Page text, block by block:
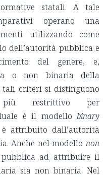
statali. A tale
operano una
utilizzando come
dell’autorità pubblica e
del genere, e,
o non binaria della
tali criteri si distinguono
restrittivo per
è il modello binary
attribuito dall’autorità
Anche nel modello non
pubblica ad attribuire il
sia non binaria. Nel